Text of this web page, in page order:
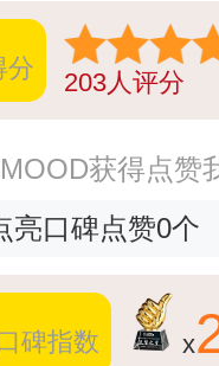
分 203人评分
获得点赞
亮口碑点赞0个
碑指数 x